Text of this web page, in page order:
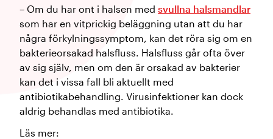
– Om du har ont i halsen med svullna halsmandlar
som har en vitprickig beläggning utan att du har
några förkylningssymptom, kan det röra sig om en
bakterieorsakad halsfluss. Halsfluss går ofta över
av sig själv, men om den är orsakad av bakterier
kan det i vissa fall bli aktuellt med
antibiotikabehandling. Virusinfektioner kan dock
aldrig behandlas med antibiotika.
Läs mer: